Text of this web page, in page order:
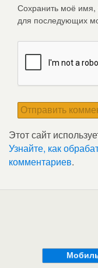
Сохранить моё имя,
для последующих
Этот сайт
Узнайте, как
комментариев.